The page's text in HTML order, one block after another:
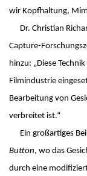
wir Kopfhaltung,
Dr. Christian
Capture-
hinzu: „Diese
Filmindustrie
Bearbeitung von
verbreitet ist.“
Ein großartiges
Button, wo das
durch eine